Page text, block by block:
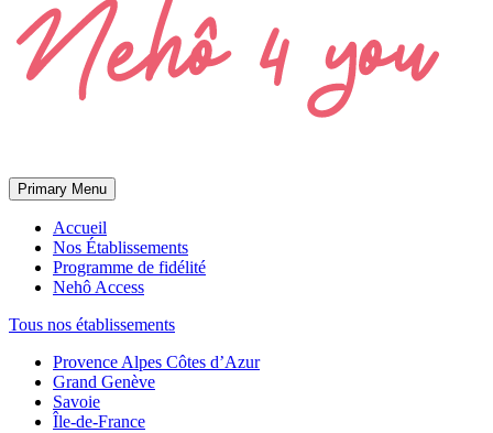
Primary Menu
Accueil
Nos Établissements
Programme de fidélité
Nehô Access
Tous nos établissements
Provence Alpes Côtes d’Azur
Grand Genève
Savoie
Île-de-France